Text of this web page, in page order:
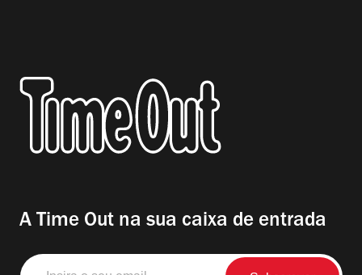
A Time Out na sua caixa de entrada
Insira